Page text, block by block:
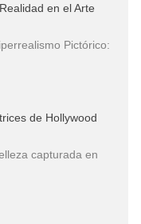
en el Arte
Pictórico:
de Hollywood
capturada en